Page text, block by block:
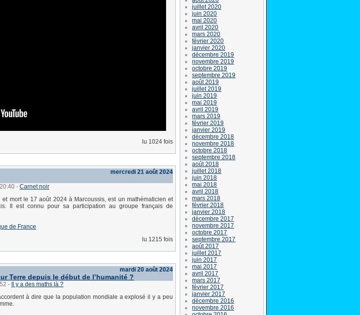
lu 1024 fois
mercredi 21 août 2024
- Carnet noir
mort le 17 août 2024 à Marcoussis, est un mathématicien et
Il est connu pour sa participation au groupe français de
de France
lu 1215 fois
mardi 20 août 2024
Terre depuis le début de l’humanité ?
-
Il y a des maths là ?
à dire que la population mondiale a explosé il y a peu
juillet 2020
juin 2020
mai 2020
avril 2020
mars 2020
février 2020
janvier 2020
décembre 2019
novembre 2019
octobre 2019
septembre 2019
août 2019
juillet 2019
juin 2019
mai 2019
avril 2019
mars 2019
février 2019
janvier 2019
décembre 2018
novembre 2018
octobre 2018
septembre 2018
août 2018
juillet 2018
juin 2018
mai 2018
avril 2018
mars 2018
février 2018
janvier 2018
décembre 2017
novembre 2017
octobre 2017
septembre 2017
août 2017
juillet 2017
juin 2017
mai 2017
avril 2017
mars 2017
février 2017
janvier 2017
décembre 2016
novembre 2016